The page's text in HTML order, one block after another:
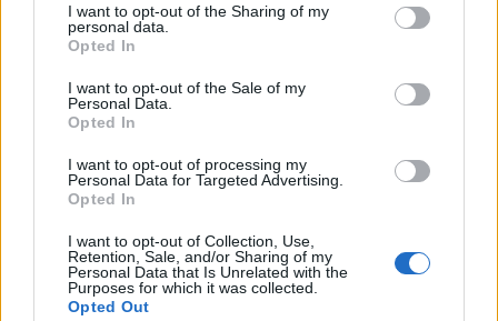
not limited to your visit or usage behaviour. You may click to
grant or deny consent to Google and its third-party tags to
use your data for below specified purposes in below Google
consent section.
I want to opt-out of the Sharing of my
personal data.
Opted In
I want to opt-out of the Sale of my
Personal Data.
Opted In
I want to opt-out of processing my
Personal Data for Targeted Advertising.
Opted In
I want to opt-out of Collection, Use,
Retention, Sale, and/or Sharing of my
Personal Data that Is Unrelated with the
Purposes for which it was collected.
Opted Out
GalluraOggi.it
Condividi l'articolo